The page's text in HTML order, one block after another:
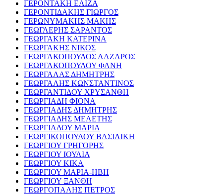
ΓΕΡΟΝΤΑΚΗ ΕΛΙΖΑ
ΓΕΡΟΝΤΙΔΑΚΗΣ ΓΙΩΡΓΟΣ
ΓΕΡΩΝΥΜΑΚΗΣ ΜΑΚΗΣ
ΓΕΩΓΛΕΡΗΣ ΣΑΡΑΝΤΟΣ
ΓΕΩΡΓΑΚΗ ΚΑΤΕΡΙΝΑ
ΓΕΩΡΓΑΚΗΣ ΝΙΚΟΣ
ΓΕΩΡΓΑΚΟΠΟΥΛΟΣ ΛΑΖΑΡΟΣ
ΓΕΩΡΓΑΚΟΠΟΥΛΟΥ ΦΑΝΗ
ΓΕΩΡΓΑΛΑΣ ΔΗΜΗΤΡΗΣ
ΓΕΩΡΓΑΛΗΣ ΚΩΝΣΤΑΝΤΙΝΟΣ
ΓΕΩΡΓΑΝΤΙΔΟΥ ΧΡΥΣΑΝΘΗ
ΓΕΩΡΓΙΑΔΗ ΦΙΟΝΑ
ΓΕΩΡΓΙΑΔΗΣ ΔΗΜΗΤΡΗΣ
ΓΕΩΡΓΙΑΔΗΣ ΜΕΛΕΤΗΣ
ΓΕΩΡΓΙΑΔΟΥ ΜΑΡΙΑ
ΓΕΩΡΓΙΚΟΠΟΥΛΟΥ ΒΑΣΙΛΙΚΗ
ΓΕΩΡΓΙΟΥ ΓΡΗΓΟΡΗΣ
ΓΕΩΡΓΙΟΥ ΙΟΥΛΙΑ
ΓΕΩΡΓΙΟΥ ΚΙΚΑ
ΓΕΩΡΓΙΟΥ ΜΑΡΙΑ-ΗΒΗ
ΓΕΩΡΓΙΟΥ ΞΑΝΘΗ
ΓΕΩΡΓΟΠΑΛΗΣ ΠΕΤΡΟΣ